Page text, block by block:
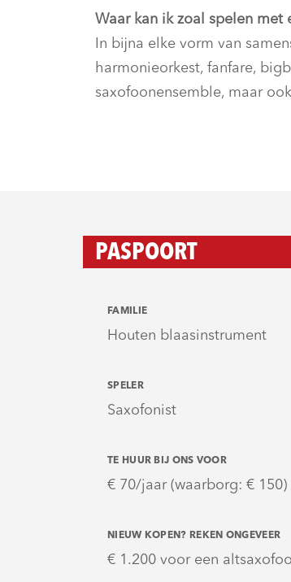
Waar kan ik zoal spelen met
In bijna elke vorm van
harmonieorkest, fanfare,
saxofoonensemble, maar
PASPOORT
FAMILIE
Houten blaasinstrument
SPELER
Saxofonist
TE HUUR BIJ ONS VOOR
€ 70/jaar (waarborg: € 150)
NIEUW KOPEN? REKEN ONGEVEER
€ 1.200 voor een